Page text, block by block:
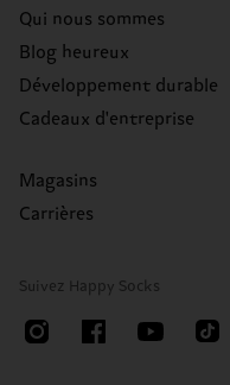
Qui nous sommes
Blog heureux
Développement durable
Cadeaux d'entreprise
Magasins
Carrières
Suivez Happy Socks